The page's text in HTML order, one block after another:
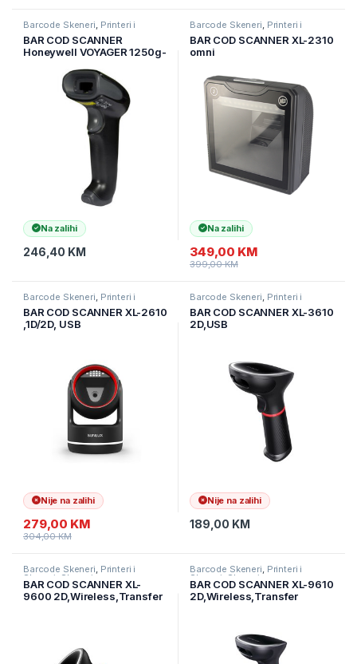
Barcode Skeneri, Printeri i
BAR COD SCANNER
Honeywell VOYAGER 1250g-
postoljem,BLACK
Na zalihi
246,40 KM
Barcode Skeneri, Printeri i
BAR COD SCANNER XL-2310
omni
Na zalihi
349,00 KM
399,00KM
Barcode Skeneri, Printeri i
BAR COD SCANNER XL-2610
,1D/2D, USB
Nije na zalihi
279,00 KM
304,00KM
Barcode Skeneri, Printeri i
BAR COD SCANNER XL-3610
2D,USB
Nije na zalihi
189,00 KM
Barcode Skeneri, Printeri i
Skeneri Skeneri
BAR COD SCANNER XL-
9600 2D,Wireless,Transfer
Barcode Skeneri, Printeri i
Skeneri Skeneri
BAR COD SCANNER XL-9610
2D,Wireless,Transfer